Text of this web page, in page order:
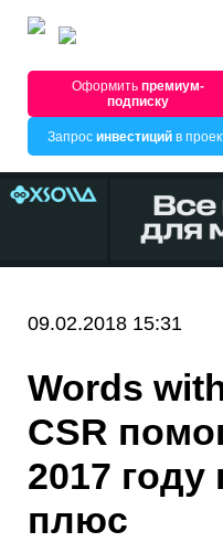
Оформитьпремиум-
подписку
Запрос инвестицийв
09.02.2018 15:31
Words
CSR
2017
плюс